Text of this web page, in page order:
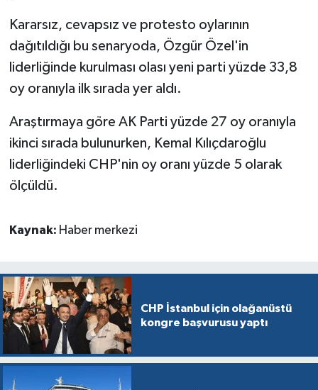
Kararsız, cevapsız ve protesto oylarının
dağıtıldığı bu senaryoda, Özgür Özel'in
liderliğinde kurulması olası yeni parti yüzde 33,8
oy oranıyla ilk sırada yer aldı.
Araştırmaya göre AK Parti yüzde 27 oy oranıyla
ikinci sırada bulunurken, Kemal Kılıçdaroğlu
liderliğindeki CHP'nin oy oranı yüzde 5 olarak
ölçüldü.
Kaynak: Haber merkezi
CHP İstanbul için olağanüstü
kongre başvurusu yaptı